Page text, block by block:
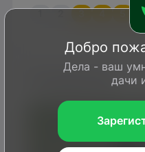
6
Гнездование
Добро
Дела - ваш
дачи